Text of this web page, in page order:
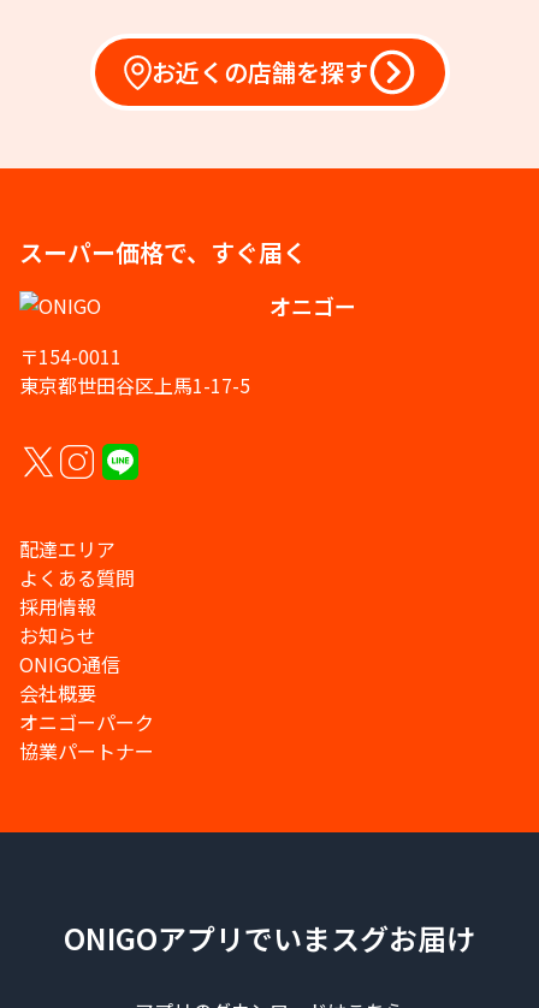
お近くの店舗を探す
スーパー価格で、すぐ届く
オニゴー
〒154-0011
東京都世田谷区上馬1-17-5
配達エリア
よくある質問
採用情報
お知らせ
ONIGO通信
会社概要
オニゴーパーク
協業パートナー
ONIGOアプリでいまスグお届け